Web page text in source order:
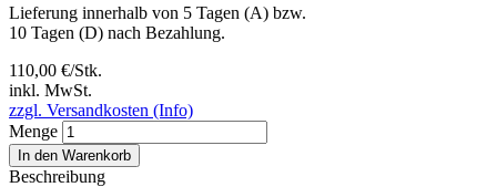
Lieferung innerhalb von 5 Tagen (A) bzw.
10 Tagen (D) nach Bezahlung.
110,00 €/Stk.
inkl. MwSt.
zzgl. Versandkosten (Info)
Menge
In den Warenkorb
Beschreibung